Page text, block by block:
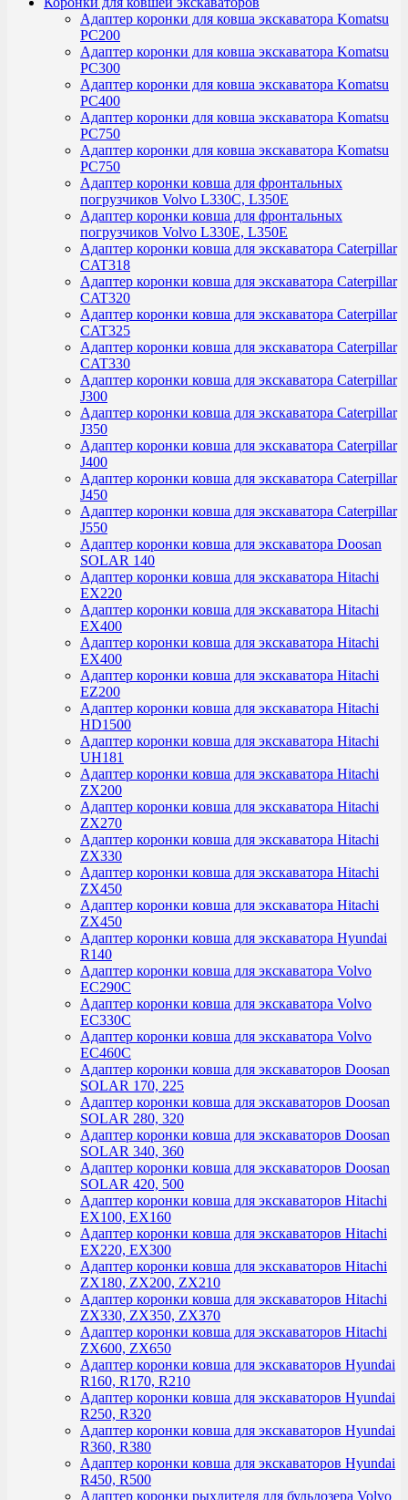
Адаптер коронки для ковша экскаватора Komatsu
PC200
Адаптер коронки для ковша экскаватора Komatsu
PC300
Адаптер коронки для ковша экскаватора Komatsu
PC400
Адаптер коронки для ковша экскаватора Komatsu
PC750
Адаптер коронки для ковша экскаватора Komatsu
PC750
Адаптер коронки ковша для фронтальных
погрузчиков Volvo L330C, L350E
Адаптер коронки ковша для фронтальных
погрузчиков Volvo L330E, L350E
Адаптер коронки ковша для экскаватора Caterpillar
CAT318
Адаптер коронки ковша для экскаватора Caterpillar
CAT320
Адаптер коронки ковша для экскаватора Caterpillar
CAT325
Адаптер коронки ковша для экскаватора Caterpillar
CAT330
Адаптер коронки ковша для экскаватора Caterpillar
J300
Адаптер коронки ковша для экскаватора Caterpillar
J350
Адаптер коронки ковша для экскаватора Caterpillar
J400
Адаптер коронки ковша для экскаватора Caterpillar
J450
Адаптер коронки ковша для экскаватора Caterpillar
J550
Адаптер коронки ковша для экскаватора Doosan
SOLAR 140
Адаптер коронки ковша для экскаватора Hitachi
EX220
Адаптер коронки ковша для экскаватора Hitachi
EX400
Адаптер коронки ковша для экскаватора Hitachi
EX400
Адаптер коронки ковша для экскаватора Hitachi
EZ200
Адаптер коронки ковша для экскаватора Hitachi
HD1500
Адаптер коронки ковша для экскаватора Hitachi
UH181
Адаптер коронки ковша для экскаватора Hitachi
ZX200
Адаптер коронки ковша для экскаватора Hitachi
ZX270
Адаптер коронки ковша для экскаватора Hitachi
ZX330
Адаптер коронки ковша для экскаватора Hitachi
ZX450
Адаптер коронки ковша для экскаватора Hitachi
ZX450
Адаптер коронки ковша для экскаватора Hyundai
R140
Адаптер коронки ковша для экскаватора Volvo
EC290C
Адаптер коронки ковша для экскаватора Volvo
EC330C
Адаптер коронки ковша для экскаватора Volvo
EC460C
Адаптер коронки ковша для экскаваторов Doosan
SOLAR 170, 225
Адаптер коронки ковша для экскаваторов Doosan
SOLAR 280, 320
Адаптер коронки ковша для экскаваторов Doosan
SOLAR 340, 360
Адаптер коронки ковша для экскаваторов Doosan
SOLAR 420, 500
Адаптер коронки ковша для экскаваторов Hitachi
EX100, EX160
Адаптер коронки ковша для экскаваторов Hitachi
EX220, EX300
Адаптер коронки ковша для экскаваторов Hitachi
ZX180, ZX200, ZX210
Адаптер коронки ковша для экскаваторов Hitachi
ZX330, ZX350, ZX370
Адаптер коронки ковша для экскаваторов Hitachi
ZX600, ZX650
Адаптер коронки ковша для экскаваторов Hyundai
R160, R170, R210
Адаптер коронки ковша для экскаваторов Hyundai
R250, R320
Адаптер коронки ковша для экскаваторов Hyundai
R360, R380
Адаптер коронки ковша для экскаваторов Hyundai
R450, R500
Адаптер коронки рыхлителя для бульдозера Volvo